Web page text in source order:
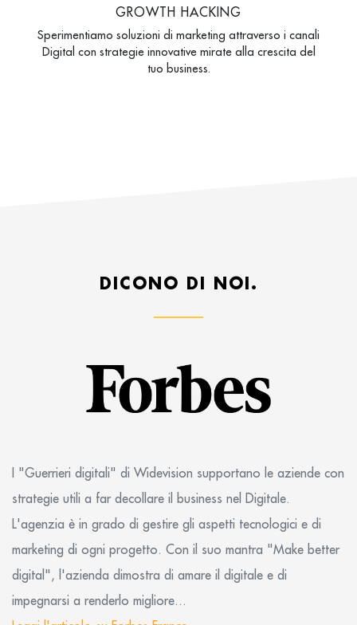
GROWTH HACKING
Sperimentiamo soluzioni di marketing attraverso i canali
Digital con strategie innovative mirate alla crescita del
tuo business.
DICONO DI NOI.
I "Guerrieri digitali" di Widevision supportano le aziende con
strategie utili a far decollare il business nel Digitale.
L'agenzia è in grado di gestire gli aspetti tecnologici e di
marketing di ogni progetto. Con il suo mantra "Make better
digital", l'azienda dimostra di amare il digitale e di
impegnarsi a renderlo migliore...